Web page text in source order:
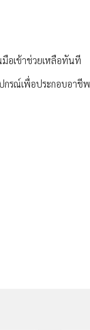
มือเข้าช่วยเหลือทันที
กรณ์เพื่อประกอบอาชีพ